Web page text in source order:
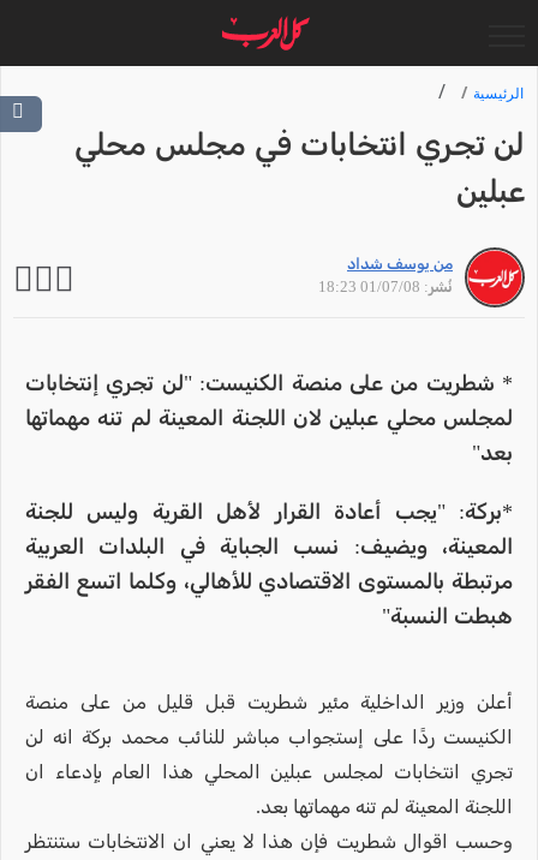
الرئيسية
لن تجري انتخابات في مجلس محلي
عبلين
من يوسف شداد
نُشر: 01/07/08 18:23
* شطريت من على منصة الكنيست: "لن تجري إنتخابات
لمجلس محلي عبلين لان اللجنة المعينة لم تنه مهماتها
بعد"
*بركة: "يجب أعادة القرار لأهل القرية وليس للجنة
المعينة، ويضيف: نسب الجباية في البلدات العربية
مرتبطة بالمستوى الاقتصادي للأهالي، وكلما اتسع الفقر
هبطت النسبة"
أعلن وزير الداخلية مئير شطريت قبل قليل من على منصة
الكنيست ردًا على إستجواب مباشر للنائب محمد بركة انه لن
تجري انتخابات لمجلس عبلين المحلي هذا العام بإدعاء ان
اللجنة المعينة لم تنه مهماتها بعد.
وحسب اقوال شطريت فإن هذا لا يعني ان الانتخابات ستنتظر